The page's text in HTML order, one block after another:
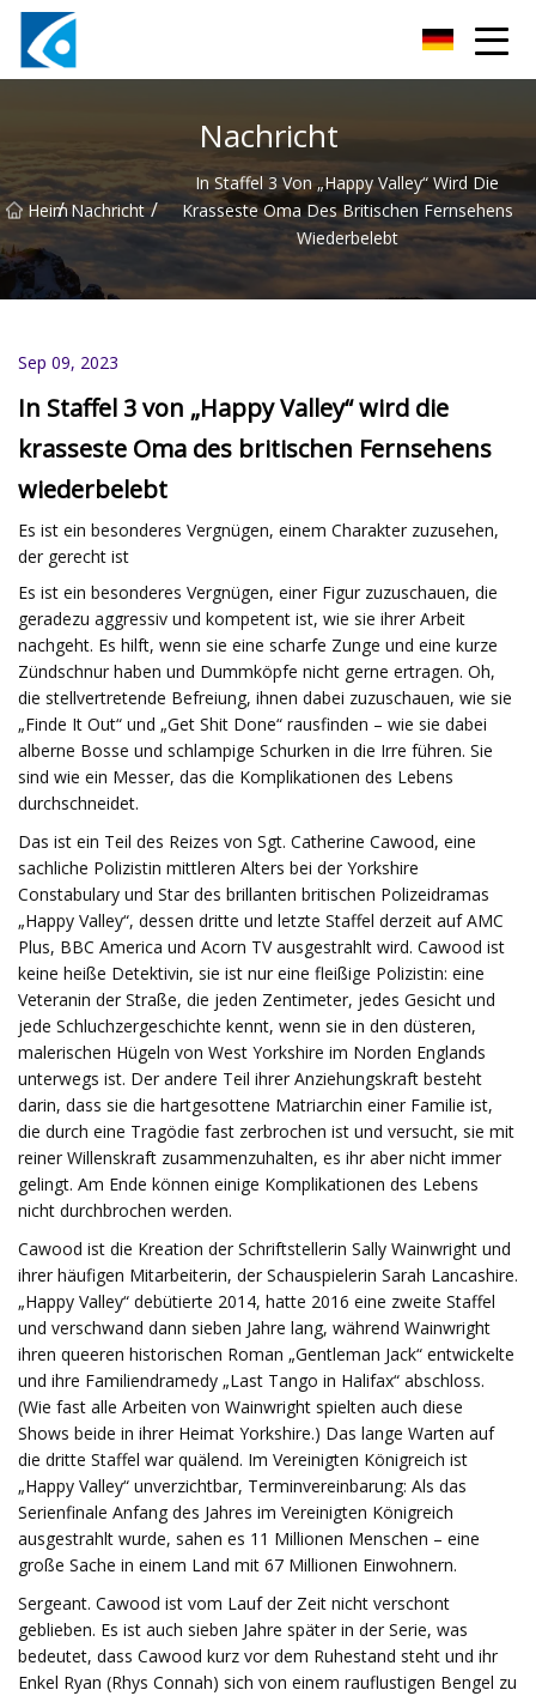
Nachricht
Heim
/ Nachricht /
In Staffel 3 Von „Happy Valley“ Wird Die
Krasseste Oma Des Britischen Fernsehens
Wiederbelebt
Sep 09, 2023
In Staffel 3 von „Happy Valley“ wird die
krasseste Oma des britischen Fernsehens
wiederbelebt
Es ist ein besonderes Vergnügen, einem Charakter zuzusehen,
der gerecht ist
Es ist ein besonderes Vergnügen, einer Figur zuzuschauen, die
geradezu aggressiv und kompetent ist, wie sie ihrer Arbeit
nachgeht. Es hilft, wenn sie eine scharfe Zunge und eine kurze
Zündschnur haben und Dummköpfe nicht gerne ertragen. Oh,
die stellvertretende Befreiung, ihnen dabei zuzuschauen, wie sie
„Finde It Out“ und „Get Shit Done“ rausfinden – wie sie dabei
alberne Bosse und schlampige Schurken in die Irre führen. Sie
sind wie ein Messer, das die Komplikationen des Lebens
durchschneidet.
Das ist ein Teil des Reizes von Sgt. Catherine Cawood, eine
sachliche Polizistin mittleren Alters bei der Yorkshire
Constabulary und Star des brillanten britischen Polizeidramas
„Happy Valley“, dessen dritte und letzte Staffel derzeit auf AMC
Plus, BBC America und Acorn TV ausgestrahlt wird. Cawood ist
keine heiße Detektivin, sie ist nur eine fleißige Polizistin: eine
Veteranin der Straße, die jeden Zentimeter, jedes Gesicht und
jede Schluchzergeschichte kennt, wenn sie in den düsteren,
malerischen Hügeln von West Yorkshire im Norden Englands
unterwegs ist. Der andere Teil ihrer Anziehungskraft besteht
darin, dass sie die hartgesottene Matriarchin einer Familie ist,
die durch eine Tragödie fast zerbrochen ist und versucht, sie mit
reiner Willenskraft zusammenzuhalten, es ihr aber nicht immer
gelingt. Am Ende können einige Komplikationen des Lebens
nicht durchbrochen werden.
Cawood ist die Kreation der Schriftstellerin Sally Wainwright und
ihrer häufigen Mitarbeiterin, der Schauspielerin Sarah Lancashire.
„Happy Valley“ debütierte 2014, hatte 2016 eine zweite Staffel
und verschwand dann sieben Jahre lang, während Wainwright
ihren queeren historischen Roman „Gentleman Jack“ entwickelte
und ihre Familiendramedy „Last Tango in Halifax“ abschloss.
(Wie fast alle Arbeiten von Wainwright spielten auch diese
Shows beide in ihrer Heimat Yorkshire.) Das lange Warten auf
die dritte Staffel war quälend. Im Vereinigten Königreich ist
„Happy Valley“ unverzichtbar, Terminvereinbarung: Als das
Serienfinale Anfang des Jahres im Vereinigten Königreich
ausgestrahlt wurde, sahen es 11 Millionen Menschen – eine
große Sache in einem Land mit 67 Millionen Einwohnern.
Sergeant. Cawood ist vom Lauf der Zeit nicht verschont
geblieben. Es ist auch sieben Jahre später in der Serie, was
bedeutet, dass Cawood kurz vor dem Ruhestand steht und ihr
Enkel Ryan (Rhys Connah) sich von einem rauflustigen Bengel zu